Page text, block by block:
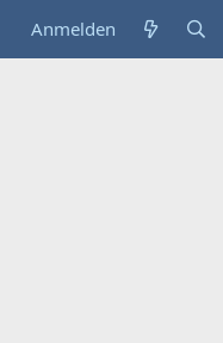
Anmelden